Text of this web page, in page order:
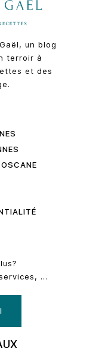
un blog
terroir à
et des
…